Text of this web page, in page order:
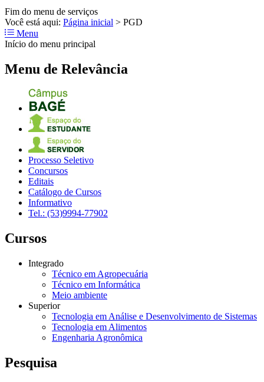
Fim do menu de serviços
Você está aqui: Página inicial > PGD
Menu
Início do menu principal
Menu de Relevância
Processo Seletivo
Concursos
Editais
Catálogo de Cursos
Informativo
Tel.: (53)9994-77902
Cursos
Integrado
Técnico em Agropecuária
Técnico em Informática
Meio ambiente
Superior
Tecnologia em Análise e Desenvolvimento de Sistemas
Tecnologia em Alimentos
Engenharia Agronômica
Pesquisa